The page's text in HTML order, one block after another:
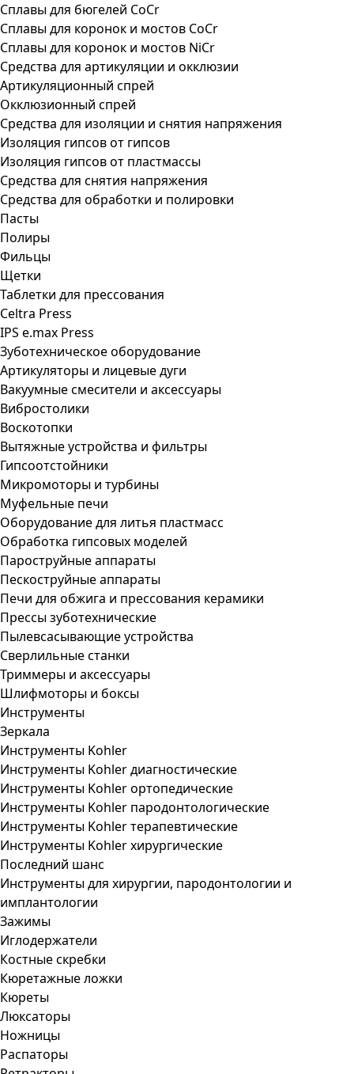
Сплавы для бюгелей CoCr
Сплавы для коронок и мостов CoCr
Сплавы для коронок и мостов NiCr
Средства для артикуляции и окклюзии
Артикуляционный спрей
Окклюзионный спрей
Средства для изоляции и снятия напряжения
Изоляция гипсов от гипсов
Изоляция гипсов от пластмассы
Средства для снятия напряжения
Средства для обработки и полировки
Пасты
Полиры
Фильцы
Щетки
Таблетки для прессования
Celtra Press
IPS e.max Press
Зуботехническое оборудование
Артикуляторы и лицевые дуги
Вакуумные смесители и аксессуары
Вибростолики
Воскотопки
Вытяжные устройства и фильтры
Гипсоотстойники
Микромоторы и турбины
Муфельные печи
Оборудование для литья пластмасс
Обработка гипсовых моделей
Пароструйные аппараты
Пескоструйные аппараты
Печи для обжига и прессования керамики
Прессы зуботехнические
Пылевсасывающие устройства
Сверлильные станки
Триммеры и аксессуары
Шлифмоторы и боксы
Инструменты
Зеркала
Инструменты Kohler
Инструменты Kohler диагностические
Инструменты Kohler ортопедические
Инструменты Kohler пародонтологические
Инструменты Kohler терапевтические
Инструменты Kohler хирургические
Последний шанс
Инструменты для хирургии, пародонтологии и
имплантологии
Зажимы
Иглодержатели
Костные скребки
Кюретажные ложки
Кюреты
Люксаторы
Ножницы
Распаторы